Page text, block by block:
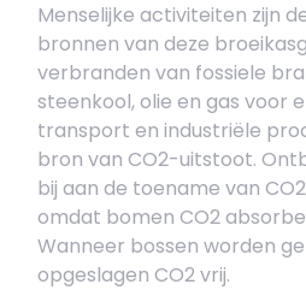
Menselijke activiteiten zijn
bronnen van deze
verbranden van fossiele
steenkool, olie en gas voor
transport en industriële
bron van CO2-uitstoot.
bij aan de toename van
omdat bomen CO2
Wanneer bossen worden
opgeslagen CO2 vrij.